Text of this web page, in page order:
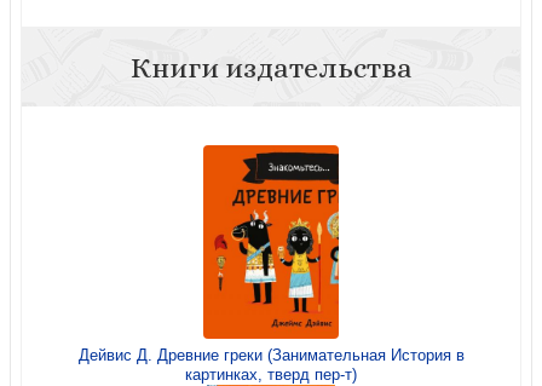
Книги издательства
Дейвис Д. Древние греки (Занимательная История в
картинках, тверд пер-т)